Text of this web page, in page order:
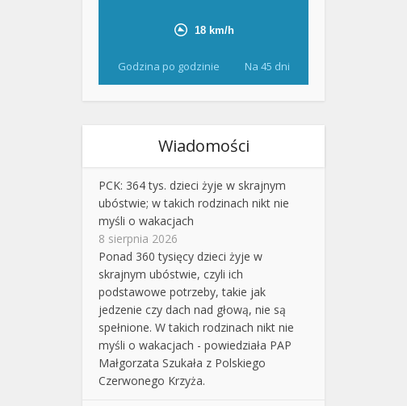
Godzina po godzinie Na 45 dni
Wiadomości
PCK: 364 tys. dzieci żyje w skrajnym
ubóstwie; w takich rodzinach nikt nie
myśli o wakacjach
8 sierpnia 2026
Ponad 360 tysięcy dzieci żyje w
skrajnym ubóstwie, czyli ich
podstawowe potrzeby, takie jak
jedzenie czy dach nad głową, nie są
spełnione. W takich rodzinach nikt nie
myśli o wakacjach - powiedziała PAP
Małgorzata Szukała z Polskiego
Czerwonego Krzyża.